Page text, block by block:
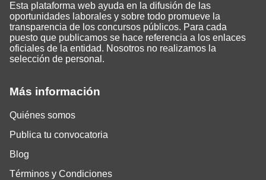
Más información
Quiénes somos
Publica tu convocatoria
Blog
Términos y Condiciones
Esta plataforma web ayuda en la difusión de las
oportunidades laborales y sobre todo promueve la
transparencia de los concursos públicos. Para cada
puesto que publicamos se hace referencia a los enlaces
oficiales de la entidad. Nosotros no realizamos la
selección de personal.